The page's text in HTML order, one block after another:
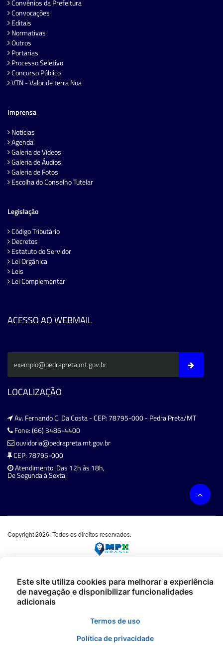
Convênios da Prefeitura
Convocações
Editais
Normativas
Outros
Portarias
Processo Seletivo
Concurso Público
VTN - Valor de terra Nua
Imprensa
Notícias
Agenda
Galeria de Vídeos
Galeria de Áudios
Galeria de Fotos
Escolha do Conselho Tutelar
Legislação
Código Tributário
Decretos
Estatuto do Servidor
Lei Orgânica
Leis
Lei Complementar
ACESSO AO WEBMAIL
LOCALIZAÇÃO
Av. Fernando C. Da Costa - CEP: 78795-000 - Pedra Preta/MT
Fone: (66) 3486-4400
ouvidoria@pedrapreta.mt.gov.br
CEP: 78795-000
Atendimento: Das 12h às 18h,
De Segunda à Sexta.
Copyright 2026. Todos os direitos reservados.
Este site utiliza cookies para melhorar a experiência
de navegação e disponibilizar funcionalidades
adicionais
Termos de uso
Política de privacidade